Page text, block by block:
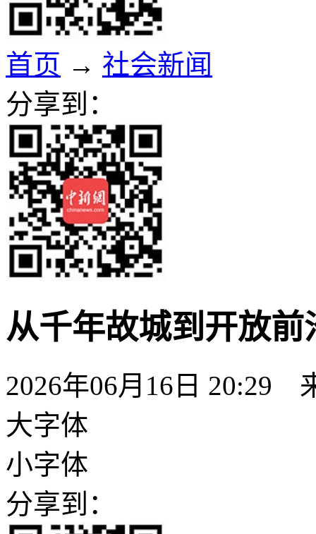
首页 → 社会新闻
分享到：
从千年故城到开放
2026年06月16日 20:29
大字体
小字体
分享到：